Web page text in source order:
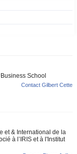
School
Contact Gilbert Cette
et & International de la
à l’IRIS et à l'Institut